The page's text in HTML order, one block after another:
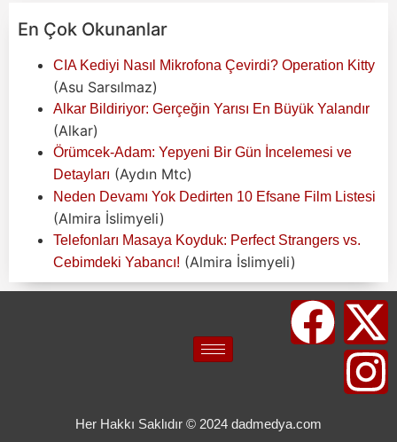
En Çok Okunanlar
CIA Kediyi Nasıl Mikrofona Çevirdi? Operation Kitty
(Asu Sarsılmaz)
Alkar Bildiriyor: Gerçeğin Yarısı En Büyük Yalandır
(Alkar)
Örümcek-Adam: Yepyeni Bir Gün İncelemesi ve
Detayları (Aydın Mtc)
Neden Devamı Yok Dedirten 10 Efsane Film Listesi
(Almira İslimyeli)
Telefonları Masaya Koyduk: Perfect Strangers vs.
Cebimdeki Yabancı! (Almira İslimyeli)
Her Hakkı Saklıdır © 2024 dadmedya.com